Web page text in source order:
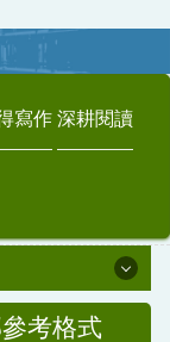
寫作 深耕閱讀
考格式